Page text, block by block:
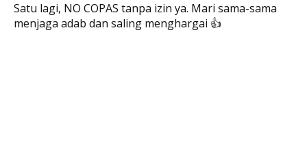
Satu lagi, NO COPAS tanpa izin ya. Mari sama-sama
menjaga adab dan saling menghargai 👍